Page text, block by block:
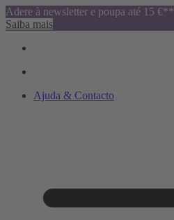
Adere à newsletter e poupa até 15 €**
Saiba mais
Ajuda & Contacto